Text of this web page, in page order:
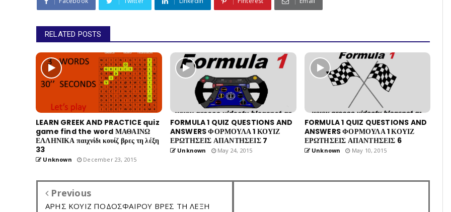
RELATED POSTS
LEARN GREEK AND PRACTICE quiz
game find the word ΜΑΘΑΙΝΩ
ΕΛΛΗΝΙΚΑ παιχνίδι κουίζ βρες τη λέξη
33
Unknown December 23, 2015
FORMULA 1 QUIZ QUESTIONS AND
ANSWERS ΦΟΡΜΟΥΛΑ 1 ΚΟΥΙΖ
ΕΡΩΤΗΣΕΙΣ ΑΠΑΝΤΗΣΕΙΣ 7
Unknown May 24, 2015
FORMULA 1 QUIZ QUESTIONS AND
ANSWERS ΦΟΡΜΟΥΛΑ 1 ΚΟΥΙΖ
ΕΡΩΤΗΣΕΙΣ ΑΠΑΝΤΗΣΕΙΣ 6
Unknown May 10, 2015
Previous
ΑΡΗΣ ΚΟΥΙΖ ΠΟΔΟΣΦΑΙΡΟΥ ΒΡΕΣ ΤΗ ΛΕΞΗ